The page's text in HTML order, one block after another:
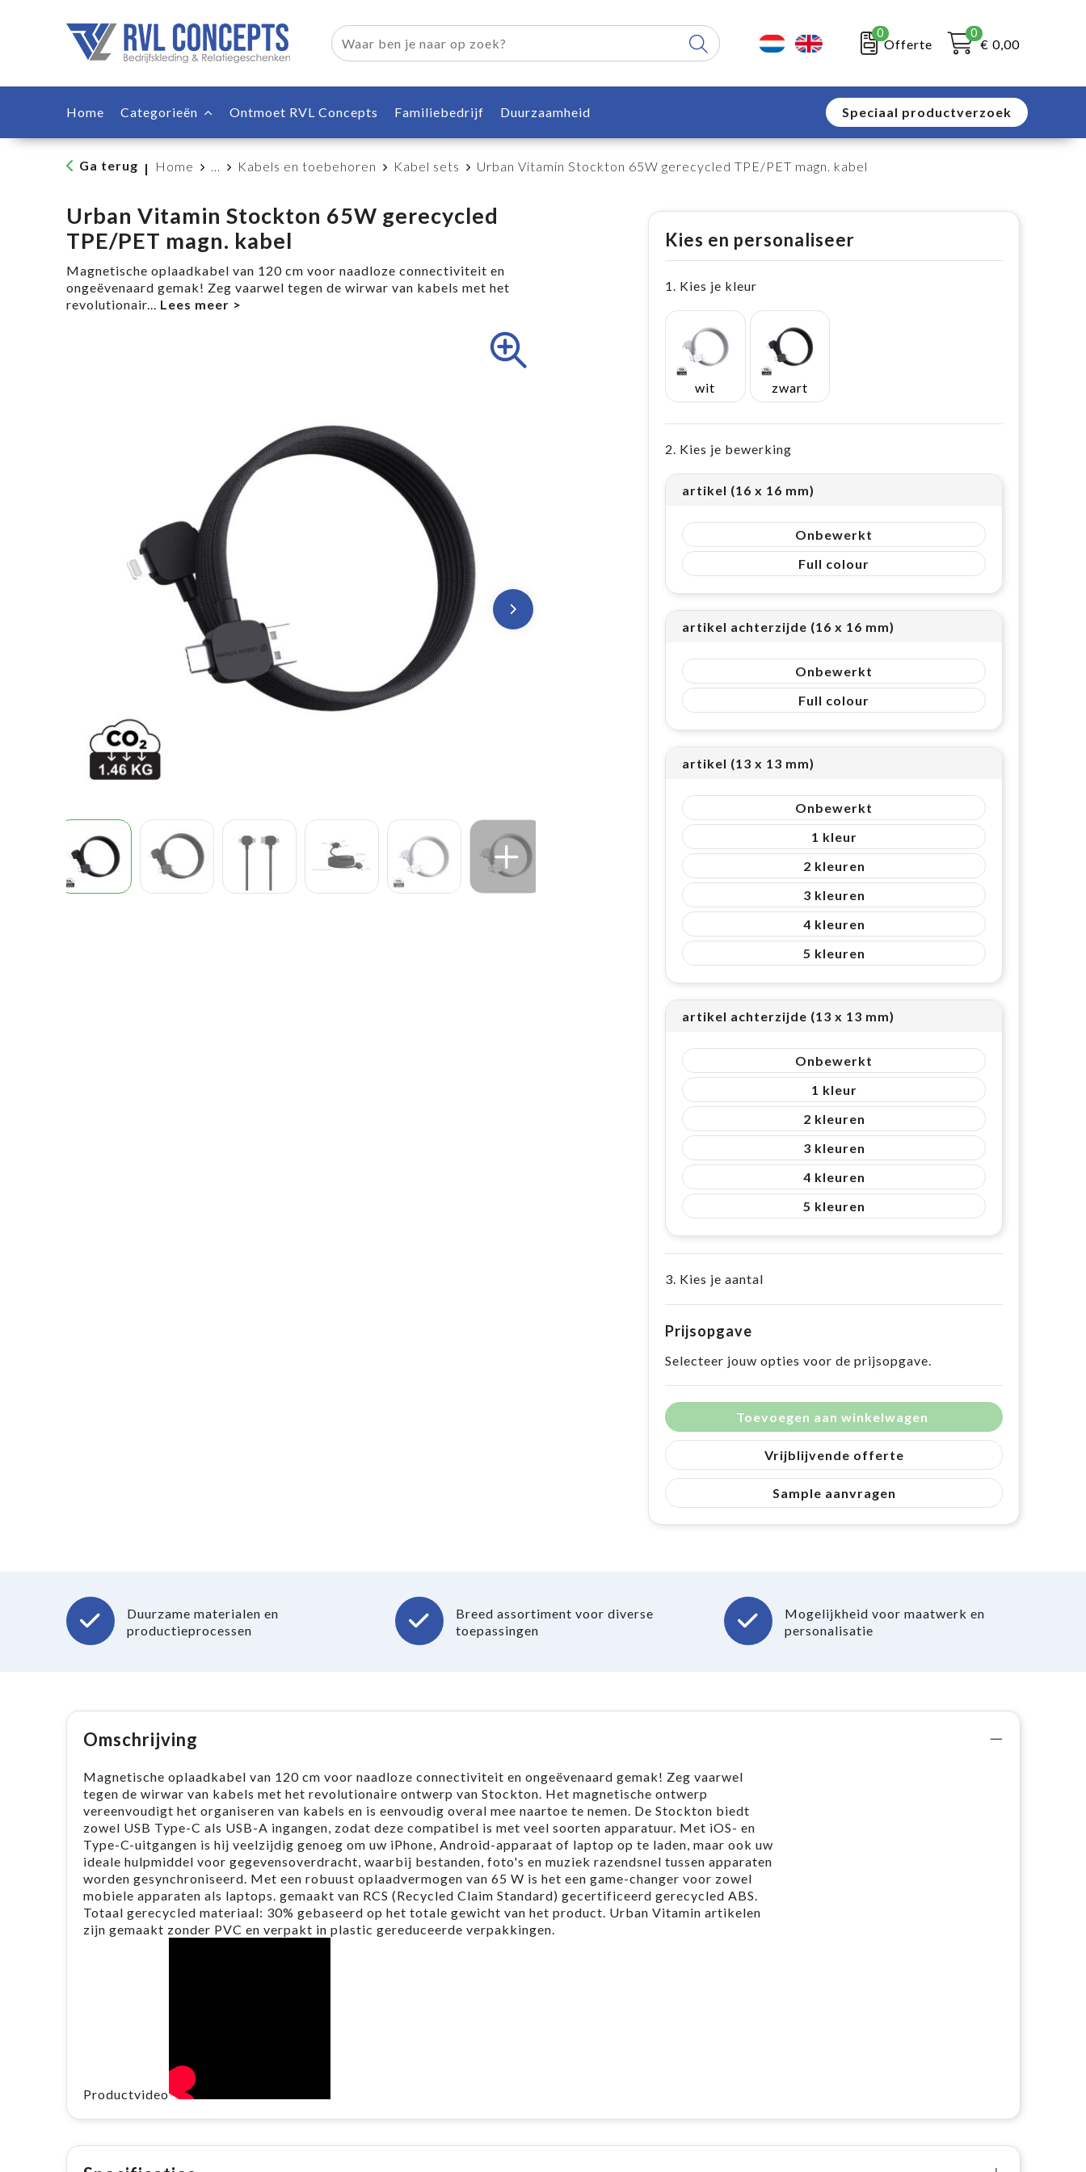
0
Offerte
0
€ 0,00
Home Categorieën Ontmoet RVL Concepts Familiebedrijf Duurzaamheid Speciaal productverzoek
Ga terug | Home ... Kabels en toebehoren Kabel sets Urban Vitamin Stockton 65W gerecycled TPE/PET magn. kabel
Urban Vitamin Stockton 65W gerecycled
TPE/PET magn. kabel
Magnetische oplaadkabel van 120 cm voor naadloze connectiviteit en
ongeëvenaard gemak! Zeg vaarwel tegen de wirwar van kabels met het
revolutionair...
Kies en personaliseer
1. Kies je kleur
wit zwart
2. Kies je bewerking
artikel (16 x 16 mm)
Onbewerkt
Full colour
artikel achterzijde (16 x 16 mm)
Onbewerkt
Full colour
artikel (13 x 13 mm)
Onbewerkt
1
2
3
4
5
artikel achterzijde (13 x 13 mm)
Onbewerkt
1
2
3
4
5
3. Kies je aantal
Prijsopgave
Selecteer jouw opties voor de prijsopgave.
Toevoegen aan winkelwagen
Vrijblijvende offerte
Sample aanvragen
Duurzame materialen en
productieprocessen
Breed assortiment voor diverse
toepassingen
Mogelijkheid voor maatwerk en
personalisatie
Omschrijving
Magnetische oplaadkabel van 120 cm voor naadloze connectiviteit en ongeëvenaard gemak! Zeg vaarwel
tegen de wirwar van kabels met het revolutionaire ontwerp van Stockton. Het magnetische ontwerp
vereenvoudigt het organiseren van kabels en is eenvoudig overal mee naartoe te nemen. De Stockton biedt
zowel USB Type-C als USB-A ingangen, zodat deze compatibel is met veel soorten apparatuur. Met iOS- en
Type-C-uitgangen is hij veelzijdig genoeg om uw iPhone, Android-apparaat of laptop op te laden, maar ook uw
ideale hulpmiddel voor gegevensoverdracht, waarbij bestanden, foto's en muziek razendsnel tussen apparaten
worden gesynchroniseerd. Met een robuust oplaadvermogen van 65 W is het een game-changer voor zowel
mobiele apparaten als laptops. gemaakt van RCS (Recycled Claim Standard) gecertificeerd gerecycled ABS.
Totaal gerecycled materiaal: 30% gebaseerd op het totale gewicht van het product. Urban Vitamin artikelen
zijn gemaakt zonder PVC en verpakt in plastic gereduceerde verpakkingen.
Productvideo